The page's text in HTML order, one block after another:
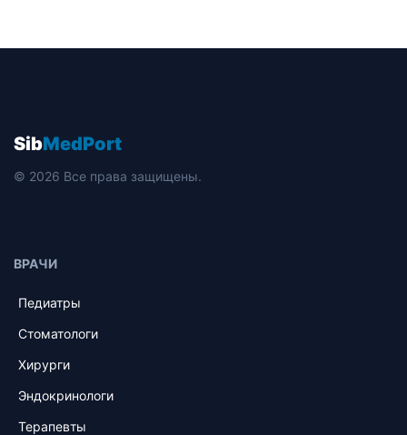
SibMedPort
© 2026 Все права защищены.
ВРАЧИ
Педиатры
Стоматологи
Хирурги
Эндокринологи
Терапевты